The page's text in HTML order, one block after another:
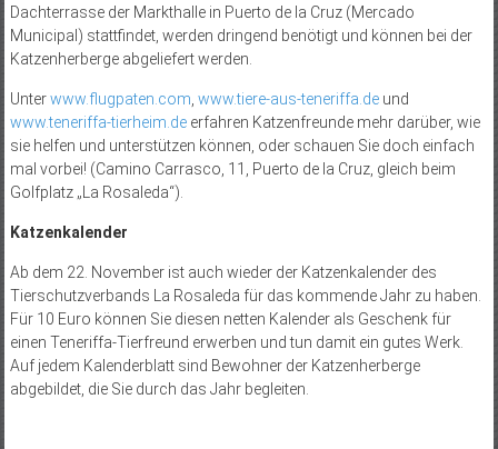
Dachterrasse der Markthalle in Puerto de la Cruz (Mercado
Municipal) stattfindet, werden dringend benötigt und können bei der
Katzenherberge abgeliefert werden.
Unterwww.flugpaten.com, www.tiere-aus-teneriffa.deund
www.teneriffa-tierheim.deerfahren Katzenfreunde mehr darüber, wie
sie helfen und unterstützen können, oder schauen Sie doch einfach
mal vorbei! (Camino Carrasco, 11, Puerto de la Cruz, gleich beim
Golfplatz „La Rosaleda“).
Katzenkalender
Ab dem 22. November ist auch wieder der Katzenkalender des
Tierschutzverbands La Rosaleda für das kommende Jahr zu haben.
Für 10 Euro können Sie diesen netten Kalender als Geschenk für
einen Teneriffa-Tierfreund erwerben und tun damit ein gutes Werk.
Auf jedem Kalenderblatt sind Bewohner der Katzenherberge
abgebildet, die Sie durch das Jahr begleiten.